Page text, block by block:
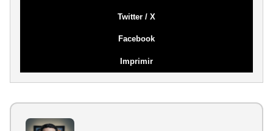
Twitter / X
Facebook
Imprimir